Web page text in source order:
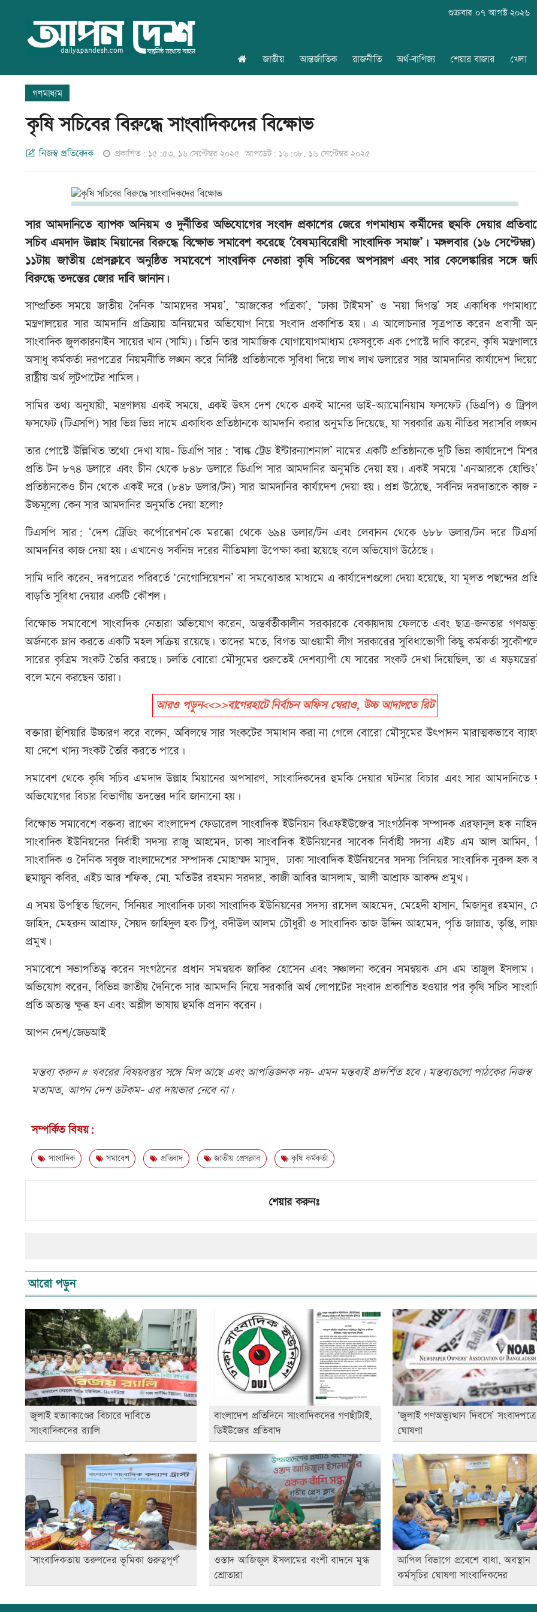
শুক্রবার ০৭ আগস্ট ২০২৬
জাতীয় আন্তর্জাতিক রাজনীতি অর্থ-বাণিজ্য শেয়ার বাজার খেলা
গণমাধ্যম
কৃষি সচিবের বিরুদ্ধে সাংবাদিকদের বিক্ষোভ
নিজস্ব প্রতিবেদক প্রকাশিত: ১৫:৫৩, ১৬ সেপ্টেম্বর ২০২৫ আপডেট: ১৬:০৮, ১৬ সেপ্টেম্বর ২০২৫
সার আমদানিতে ব্যাপক অনিয়ম ও দুর্নীতির অভিযোগের সংবাদ প্রকাশের জেরে গণমাধ্যম কর্মীদের হুমকি দেয়ার
সচিব এমদাদ উল্লাহ মিয়ানের বিরুদ্ধে বিক্ষোভ সমাবেশ করেছে ‘বৈষম্যবিরোধী সাংবাদিক সমাজ’। মঙ্গলবার (১৬
১১টায় জাতীয় প্রেসক্লাবে অনুষ্ঠিত সমাবেশে সাংবাদিক নেতারা কৃষি সচিবের অপসারণ এবং সার কেলেঙ্কারির সঙ্গে
বিরুদ্ধে তদন্তের জোর দাবি জানান।
সাম্প্রতিক সময়ে জাতীয় দৈনিক ‘আমাদের সময়’, ‘আজকের পত্রিকা’, ‘ঢাকা টাইমস’ ও ‘নয়া দিগন্ত’ সহ একাধিক
মন্ত্রণালয়ের সার আমদানি প্রক্রিয়ায় অনিয়মের অভিযোগ নিয়ে সংবাদ প্রকাশিত হয়। এ আলোচনার সূত্রপাত করেন প্রবাসী
সাংবাদিক জুলকারনাইন সায়ের খান (সামি)। তিনি তার সামাজিক যোগাযোগমাধ্যম ফেসবুকে এক পোস্টে দাবি করেন, কৃষি
অসাধু কর্মকর্তা দরপত্রের নিয়মনীতি লঙ্ঘন করে নির্দিষ্ট প্রতিষ্ঠানকে সুবিধা দিয়ে লাখ লাখ ডলারের সার আমদানির কার্যাদেশ
রাষ্ট্রীয় অর্থ লুটপাটের শামিল।
সামির তথ্য অনুযায়ী, মন্ত্রণালয় একই সময়ে, একই উৎস দেশ থেকে একই মানের ডাই-অ্যামোনিয়াম ফসফেট (ডিএপি) ও
ফসফেট (টিএসপি) সার ভিন্ন ভিন্ন দামে একাধিক প্রতিষ্ঠানকে আমদানি করার অনুমতি দিয়েছে, যা সরকারি ক্রয় নীতির সরাসরি
তার পোস্টে উল্লিখিত তথ্যে দেখা যায়- ডিএপি সার: ‘বাল্ক ট্রেড ইন্টারন্যাশনাল’ নামের একটি প্রতিষ্ঠানকে দুটি ভিন্ন কার্যাদেশে
প্রতি টন ৮৭৪ ডলারে এবং চীন থেকে ৮৪৮ ডলারে ডিএপি সার আমদানির অনুমতি দেয়া হয়। একই সময়ে ‘এনআরকে
প্রতিষ্ঠানকেও চীন থেকে একই দরে (৮৪৮ ডলার/টন) সার আমদানির কার্যাদেশ দেয়া হয়। প্রশ্ন উঠেছে, সর্বনিম্ন দরদাতাকে কাজ
উচ্চমূল্যে কেন সার আমদানির অনুমতি দেয়া হলো?
টিএসপি সার: ‘দেশ ট্রেডিং কর্পোরেশন’কে মরক্কো থেকে ৬৯৪ ডলার/টন এবং লেবানন থেকে ৬৮৮ ডলার/টন দরে
আমদানির কাজ দেয়া হয়। এখানেও সর্বনিম্ন দরের নীতিমালা উপেক্ষা করা হয়েছে বলে অভিযোগ উঠেছে।
সামি দাবি করেন, দরপত্রের পরিবর্তে ‘নেগোসিয়েশন’ বা সমঝোতার মাধ্যমে এ কার্যাদেশগুলো দেয়া হয়েছে, যা মূলত পছন্দের
বাড়তি সুবিধা দেয়ার একটি কৌশল।
বিক্ষোভ সমাবেশে সাংবাদিক নেতারা অভিযোগ করেন, অন্তর্বর্তীকালীন সরকারকে বেকায়দায় ফেলতে এবং ছাত্র-জনতার
অর্জনকে ম্লান করতে একটি মহল সক্রিয় রয়েছে। তাদের মতে, বিগত আওয়ামী লীগ সরকারের সুবিধাভোগী কিছু কর্মকর্তা
সারের কৃত্রিম সংকট তৈরি করছে। চলতি বোরো মৌসুমের শুরুতেই দেশব্যাপী যে সারের সংকট দেখা দিয়েছিল, তা এ
বলে মনে করছেন তারা।
আরও পড়ুন<<>>বাগেরহাটে নির্বাচন অফিস ঘেরাও, উচ্চ আদালতে রিট
বক্তারা হুঁশিয়ারি উচ্চারণ করে বলেন, অবিলম্বে সার সংকটের সমাধান করা না গেলে বোরো মৌসুমের উৎপাদন মারাত্মকভাবে
যা দেশে খাদ্য সংকট তৈরি করতে পারে।
সমাবেশ থেকে কৃষি সচিব এমদাদ উল্লাহ মিয়ানের অপসারণ, সাংবাদিকদের হুমকি দেয়ার ঘটনার বিচার এবং সার আমদানিতে
অভিযোগের বিচার বিভাগীয় তদন্তের দাবি জানানো হয়।
বিক্ষোভ সমাবেশে বক্তব্য রাখেন বাংলাদেশ ফেডারেল সাংবাদিক ইউনিয়ন বিএফইউজে'র সাংগঠনিক সম্পাদক এরফানুল হক
সাংবাদিক ইউনিয়নের নির্বাহী সদস্য রাজু আহমেদ, ঢাকা সাংবাদিক ইউনিয়নের সাবেক নির্বাহী সদস্য এইচ এম আল আমিন,
সাংবাদিক ও দৈনিক সবুজ বাংলাদেশের সম্পাদক মোহাম্মদ মাসুদ, ঢাকা সাংবাদিক ইউনিয়নের সদস্য সিনিয়র সাংবাদিক নুরুল হক
হুমায়ুন কবির, এইচ আর শফিক, মো. মতিউর রহমান সরদার, কাজী আবির আসলাম, আলী আশ্রাফ আকন্দ প্রমুখ।
এ সময় উপস্থিত ছিলেন, সিনিয়র সাংবাদিক ঢাকা সাংবাদিক ইউনিয়নের সদস্য রাসেল আহমেদ, মেহেদী হাসান, মিজানুর রহমান,
জাহিদ, মেহরুন আশ্রাফ, সৈয়দ জাহিদুল হক টিপু, বদীউল আলম চৌধুরী ও সাংবাদিক তাজ উদ্দিন আহমেদ, পৃতি জান্নাত, তৃপ্তি,
প্রমুখ।
সমাবেশে সভাপতিত্ব করেন সংগঠনের প্রধান সমন্বয়ক জাকির হোসেন এবং সঞ্চালনা করেন সমন্বয়ক এস এম তাজুল ইসলাম।
অভিযোগ করেন, বিভিন্ন জাতীয় দৈনিকে সার আমদানি নিয়ে সরকারি অর্থ লোপাটের সংবাদ প্রকাশিত হওয়ার পর কৃষি সচিব
প্রতি অত্যন্ত ক্ষুব্ধ হন এবং অশ্লীল ভাষায় হুমকি প্রদান করেন।
আপন দেশ/জেডআই
মন্তব্য করুন # খবরের বিষয়বস্তুর সঙ্গে মিল আছে এবং আপত্তিজনক নয়- এমন মন্তব্যই প্রদর্শিত হবে। মন্তব্যগুলো পাঠকের নিজস্ব
মতামত, আপন দেশ ডটকম- এর দায়ভার নেবে না।
সম্পর্কিত বিষয়:
সাংবাদিক সমাবেশ প্রতিবাদ জাতীয় প্রেসক্লাব কৃষি কর্মকর্তা
শেয়ার করুনঃ
আরো পড়ুন
জুলাই হত্যাকাণ্ডের বিচারে দাবিতে
সাংবাদিকদের র‍্যালি
বাংলাদেশ প্রতিদিনে সাংবাদিকদের গণছাঁটাই,
ডিইউজের প্রতিবাদ
‘জুলাই গণঅভ্যুত্থান দিবসে’
ঘোষণা
‘সাংবাদিকতায় তরুণদের ভূমিকা গুরুত্বপূর্ণ’
ওস্তাদ আজিজুল ইসলামের বংশী বাদনে মুগ্ধ
শ্রোতারা
আপিল বিভাগে প্রবেশে বাধা, অবস্থান
কর্মসূচির ঘোষণা সাংবাদিকদের